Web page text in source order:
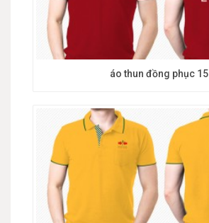
áo thun đồng phục 15